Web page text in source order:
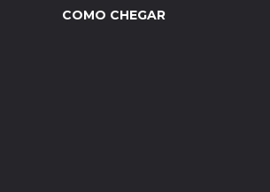
COMO CHEGAR